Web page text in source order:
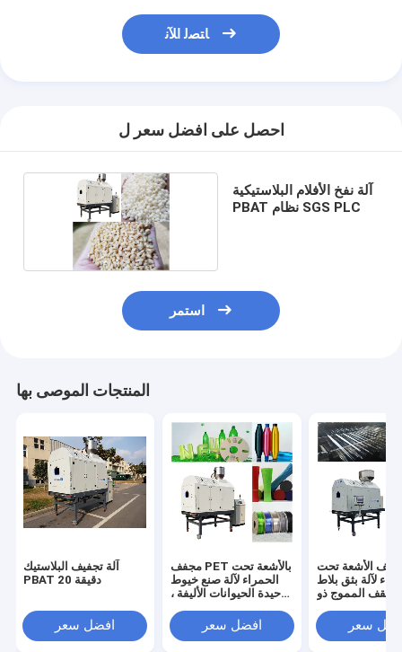
ﺎﺘﺼﻟ ﺍﻶﻧ
احصل على افضل سعر ل
آلة نفخ الأفلام البلاستيكية
PBAT نظام SGS PLC
استمر
المنتجات الموصى بها
آلة تجفيف البلاستيك
PBAT 20 دقيقة
افضل سعر
مجفف PET بالأشعة تحت
الحمراء لآلة صنع خيوط
حيدة الحيوانات الأليفة ،
تجفيف 20 دقيقة ، آلة بثق
مكنسة PET
افضل سعر
الأشعة تحت
لآلة بثق بلاط
المموج ذو
الرطوبة النهائية 50 جزء
المليون ، وقت
سعر